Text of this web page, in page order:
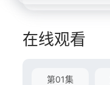
在线观看
第01集